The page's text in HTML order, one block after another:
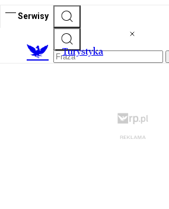
Serwisy
Turystyka